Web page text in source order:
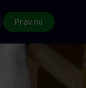
Prøv nu